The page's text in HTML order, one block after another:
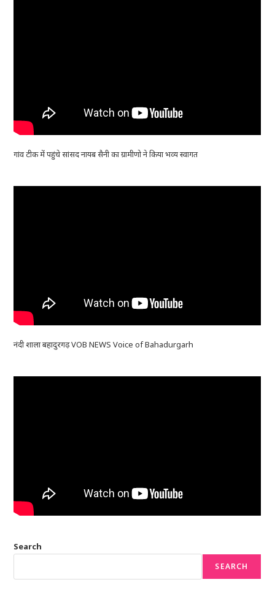
गांव टीक में पहुंचे सांसद नायब सैनी का ग्रामीणो ने किया भव्य स्वागत
नंदी शाला बहादुरगढ़ VOB NEWS Voice of Bahadurgarh
Search
SEARCH